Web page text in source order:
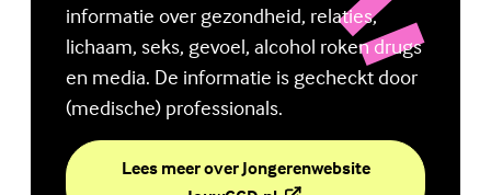
informatie over gezondheid, relaties,
lichaam, seks, gevoel, alcohol roken drugs
en media. De informatie is gecheckt door
(medische) professionals.
Lees meer over Jongerenwebsite